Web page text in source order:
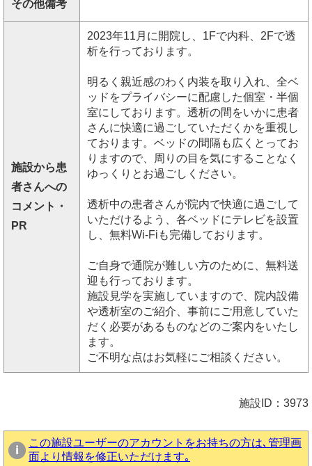
その他備考
施設から患
者さんへの
コメント・
PR
2023年11月に開院し、1Fで内科、2Fで透
析を行っております。
明るく親近感のわく内装を取り入れ、全ベ
ッドをプライバシーに配慮した個室・半個
室にしております。透析の間をいかに患者
さんに快適に過ごしていただくかを重視し
ております。ベッドの間隔も広くとってお
りますので、周りの目を気にすることなく
ゆっくりとお過ごしください。
透析中の患者さんが院内で快適に過ごして
いただけるよう、各ベッドにテレビを設置
し、無料Wi-Fiも完備しております。
ご自身で通院が難しい方のために、無料送
迎も行っております。
施設見学を実施していますので、院内設備
や透析室のご紹介、事前にご用意していた
だく必要があるものなどのご案内をいたし
ます。
ご不明な点はお気軽にご相談ください。
施設ID：3973
この施設ユーザーのアカウントをお持ちの方は､管理画
面より情報を修正いただけます｡